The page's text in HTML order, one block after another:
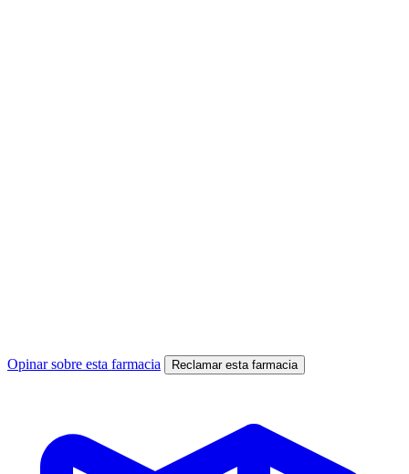
Opinar sobre esta farmacia Reclamar esta farmacia